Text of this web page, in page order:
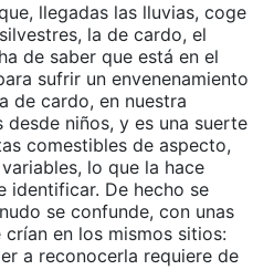
llegadas las lluvias, coge
la de cardo, el
de saber que está en el
sufrir un envenenamiento
de cardo, en nuestra
niños, y es una suerte
comestibles de aspecto,
lo que la hace
identificar. De hecho se
se confunde, con unas
en los mismos sitios:
a reconocerla requiere de